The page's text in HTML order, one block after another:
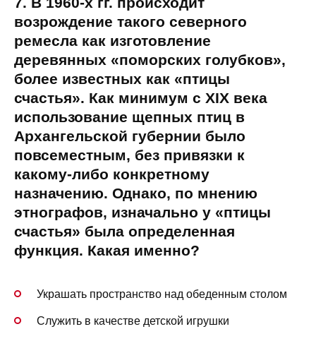
возрождение такого северного
ремесла как изготовление
деревянных «поморских голубков»,
более известных как «птицы
счастья». Как минимум с XIX века
использование щепных птиц в
Архангельской губернии было
повсеместным, без привязки к
какому-либо конкретному
назначению. Однако, по мнению
этнографов, изначально у «птицы
счастья» была определенная
функция. Какая именно?
Украшать пространство над обеденным столом
Служить в качестве детской игрушки